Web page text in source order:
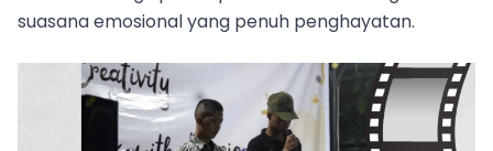
suasana emosional yang penuh penghayatan.